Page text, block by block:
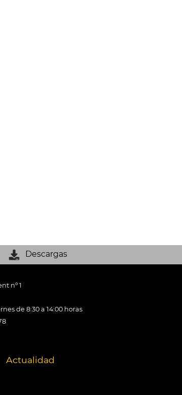
Descargas
nº 1
de 8:30 a 14:00 horas
Actualidad